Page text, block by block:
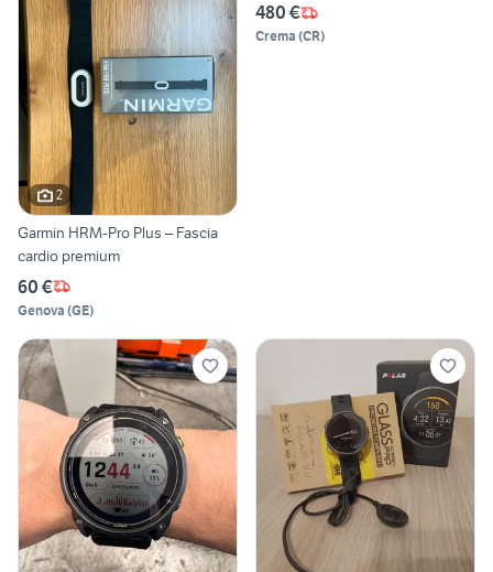
2
Garmin HRM-Pro Plus – Fascia
cardio premium
60 €
Genova (GE)
480 €
Crema (CR)